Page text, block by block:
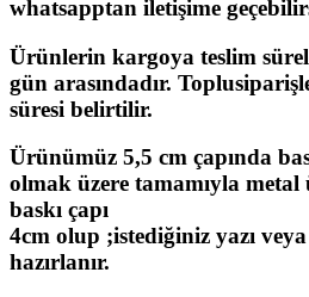
whatsapptan iletişime
Ürünlerin kargoya teslim
gün arasındadır.
süresi belirtilir.
Ürünümüz 5,5 cm çapında
olmak üzere tamamıyla
baskı çapı
4cm olup ;istediğiniz yazı
hazırlanır.